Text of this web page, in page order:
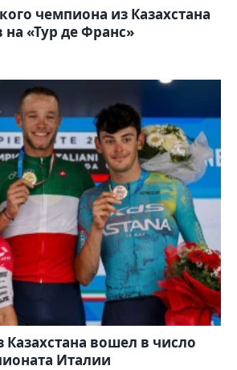
чемпиона из Казахстана
на «Тур де Франс»
вошел в число
Италии